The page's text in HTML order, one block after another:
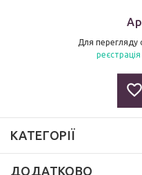
Для перегляду
реєстрація
КАТЕГОРІЇ
ДОДАТКОВО